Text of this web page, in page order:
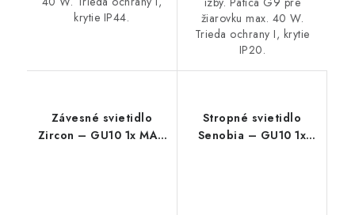
krytie IP44.
žiarovku max. 40 W.
Trieda ochrany I, krytie
IP20.
Závesné svietidlo
Zircon – GU10 1x MAX
Stropné svietidlo
Senobia – GU10 1x